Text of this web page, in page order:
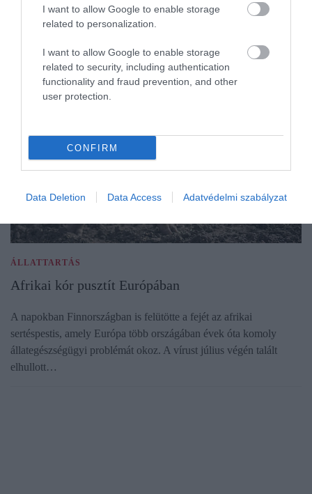
I want to allow Google to enable storage
related to personalization.
I want to allow Google to enable storage
related to security, including authentication
functionality and fraud prevention, and other
user protection.
CONFIRM
Data Deletion Data Access Adatvédelmi szabályzat
ÁLLATTARTÁS
Afrikai kór pusztít Európában
A napokban Finnországban is felütötte a fejét az afrikai
sertéspestis, amely Európa több országában évek óta komoly
állategészségügyi problémát okoz. A vírust július végén talált
elhullott…